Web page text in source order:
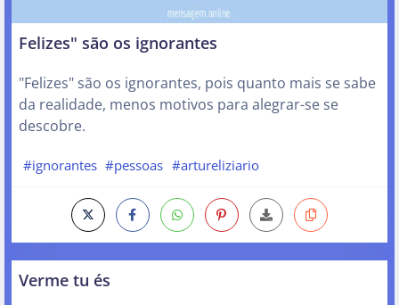
Felizes" são os ignorantes
"Felizes" são os ignorantes, pois quanto mais se sabe
da realidade, menos motivos para alegrar-se se
descobre.
#ignorantes #pessoas #artureliziario
Verme tu és